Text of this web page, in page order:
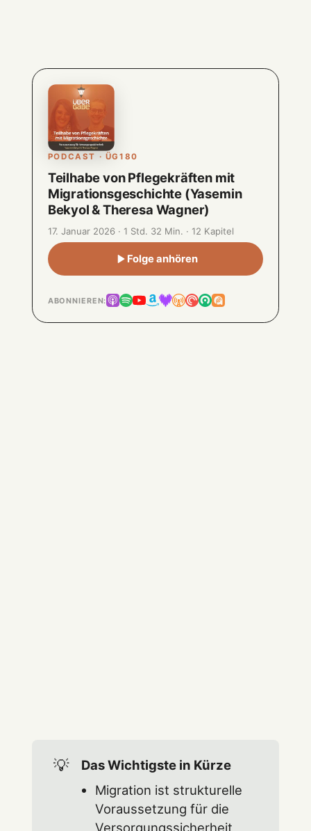
PODCAST · ÜG180
Teilhabe von Pflegekräften mit
Migrationsgeschichte (Yasemin
Bekyol & Theresa Wagner)
17. Januar 2026 · 1 Std. 32 Min. · 12 Kapitel
Folge anhören
ABONNIEREN:
💡
Das Wichtigste in Kürze
Migration ist strukturelle
Voraussetzung für die
Versorgungssicherheit,